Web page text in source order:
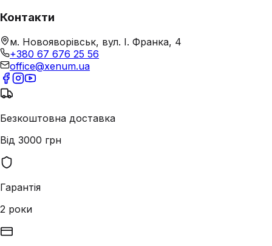
Контакти
м. Новояворівськ, вул. І. Франка, 4
+380 67 676 25 56
office@xenum.ua
Безкоштовна доставка
Від 3000 грн
Гарантія
2 роки